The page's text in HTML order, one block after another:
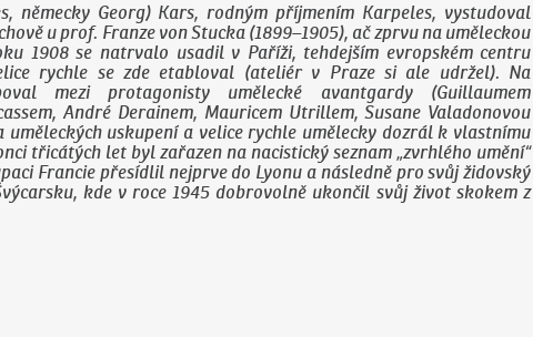
německy Georg) Kars, rodným příjmením Karpeles, vystudoval
u prof. Franze von Stucka (1899–1905), ač zprvu na uměleckou
1908 se natrvalo usadil v Paříži, tehdejším evropském centru
rychle se zde etabloval (ateliér v Praze si ale udržel). Na
mezi protagonisty umělecké avantgardy (Guillaumem
André Derainem, Mauricem Utrillem, Susane Valadonovou
uskupení a velice rychle umělecky dozrál k vlastnímu
třicátých let byl zařazen na nacistický seznam „zvrhlého umění“
Francie přesídlil nejprve do Lyonu a následně pro svůj židovský
kde v roce 1945 dobrovolně ukončil svůj život skokem z